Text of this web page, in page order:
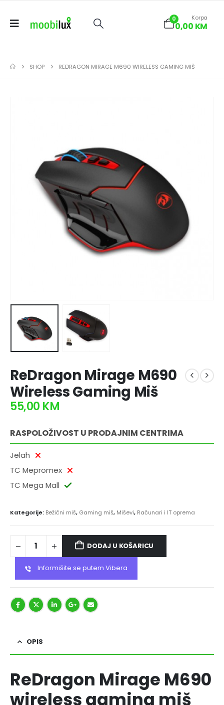
0 Korpa
0,00 KM
SHOP REDRAGON MIRAGE M690 WIRELESS GAMING MIŠ
ReDragon Mirage M690
Wireless Gaming Miš
55,00 KM
RASPOLOŽIVOST U PRODAJNIM CENTRIMA
Jelah
TC Mepromex
TC Mega Mall
Kategorije: Bežični miš, Gaming miš, Miševi, Računari i IT oprema
DODAJ U KOŠARICU
Informišite se putem Vibera
OPIS
ReDragon Mirage M690
wireless gaming miš